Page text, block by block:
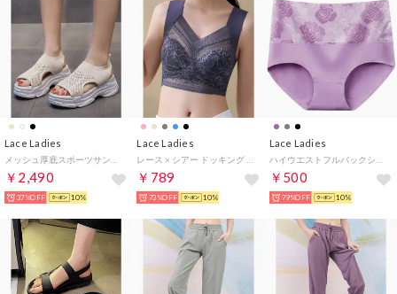
Lace Ladies
￥2,490
37%OFF 10%
Lace Ladies
￥789
73%OFF 10%
Lace Ladies
￥500
79%OFF 10%